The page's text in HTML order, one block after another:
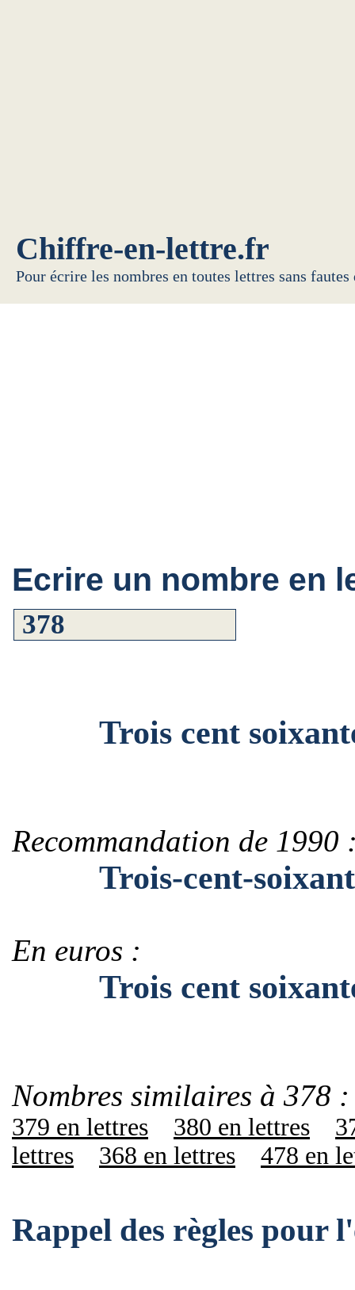
Chiffre-en-lettre.fr
Pour écrire les nombres en toutes lettres sans
Ecrire un nombre en
Trois cent
Recommandation de 1990
Trois-cent-
En euros :
Trois cent
Nombres similaires à 378 :
379 en lettres 380 en lettres
lettres
368 en lettres 478 en
Rappel des règles pour